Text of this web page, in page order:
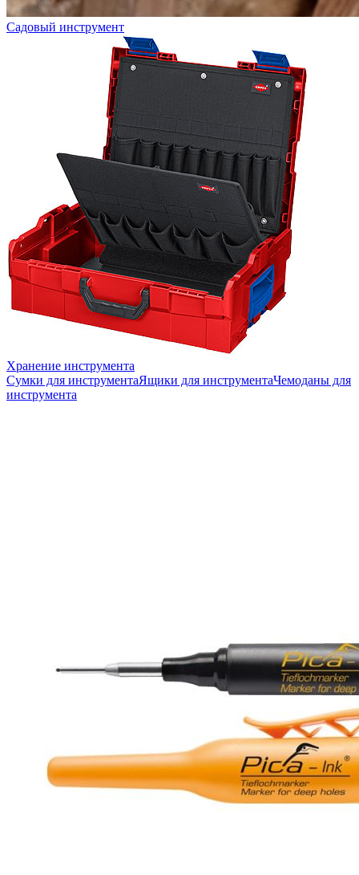
Садовый инструмент
Хранение инструмента
Сумки для инструментаЯщики для инструментаЧемоданы для
инструмента